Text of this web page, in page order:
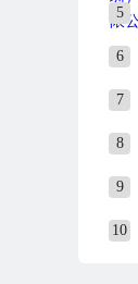
5
6
7
8
9
10